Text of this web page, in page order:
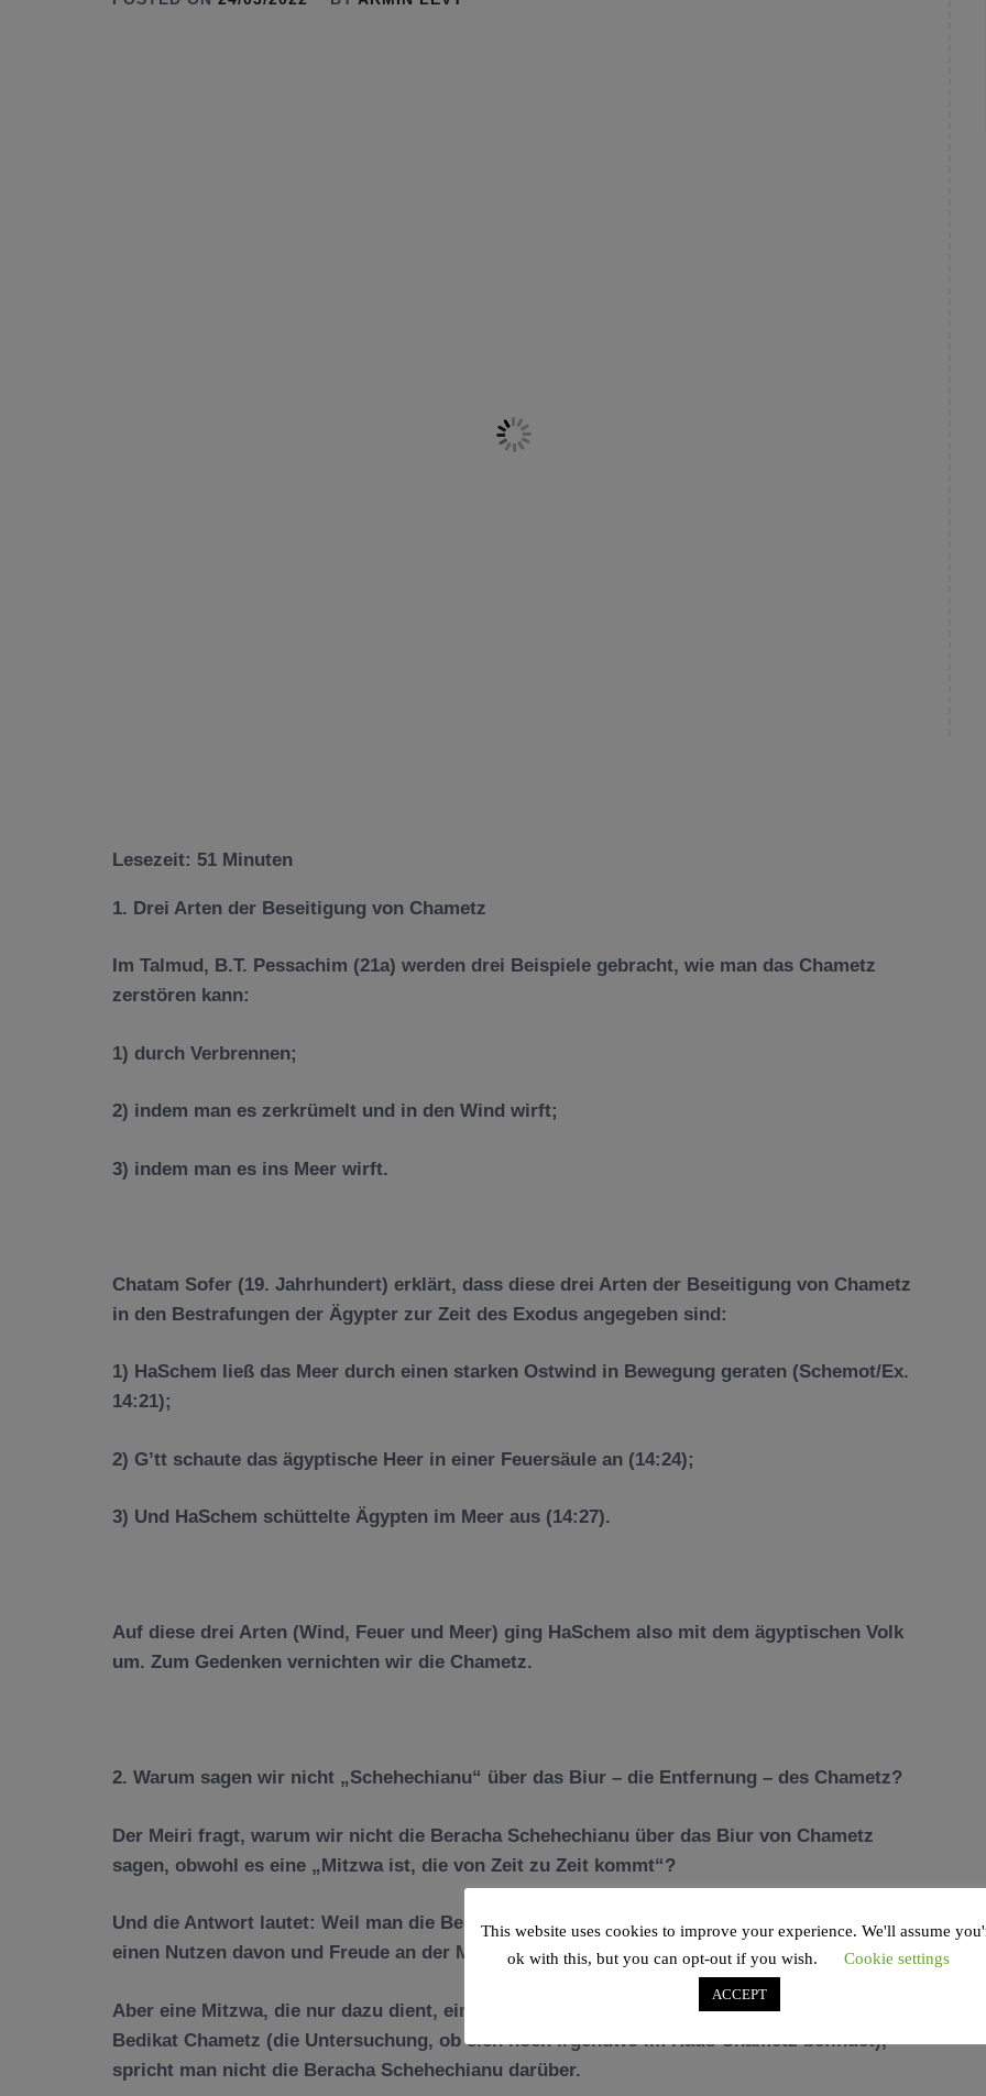
Lesezeit: 51 Minuten
1. Drei Arten der Beseitigung von Chametz
Im Talmud, B.T. Pessachim (21a) werden drei Beispiele gebracht, wie man das Chametz
zerstören kann:
1) durch Verbrennen;
2) indem man es zerkrümelt und in den Wind wirft;
3) indem man es ins Meer wirft.
Chatam Sofer (19. Jahrhundert) erklärt, dass diese drei Arten der Beseitigung von Chametz
in den Bestrafungen der Ägypter zur Zeit des Exodus angegeben sind:
1) HaSchem ließ das Meer durch einen starken Ostwind in Bewegung geraten (Schemot/Ex.
14:21);
2) G’tt schaute das ägyptische Heer in einer Feuersäule an (14:24);
3) Und HaSchem schüttelte Ägypten im Meer aus (14:27).
Auf diese drei Arten (Wind, Feuer und Meer) ging HaSchem also mit dem ägyptischen Volk
um. Zum Gedenken vernichten wir die Chametz.
2. Warum sagen wir nicht „Schehechianu“ ü ber das Biur – die Entfernung – des Chametz?
Der Meiri fragt, warum wir nicht die Beracha Schehechianu über das Biur von Chametz
sagen, obwohl es eine „Mitzwa ist, die von Zeit zu Zeit kommt“?
Und die Antwort lautet: Weil man die Beracha Schehechianu nur dann spricht, wenn man
einen Nutzen davon und Freude an der Mitzwa hat.
Aber eine Mitzwa, die nur dazu dient, eine Awera (
bertretung) zu verhindern, wie z.B.
Bedikat Chametz (die Untersuchung, ob sich noch irgendwo im Haus Chametz befindet),
spricht man nicht die Beracha Schehechianu darüber.
This website uses cookies to improve your experience. We'll assume
ok with this, but you can opt-out if you wish.
Cookie settings
ACCEPT